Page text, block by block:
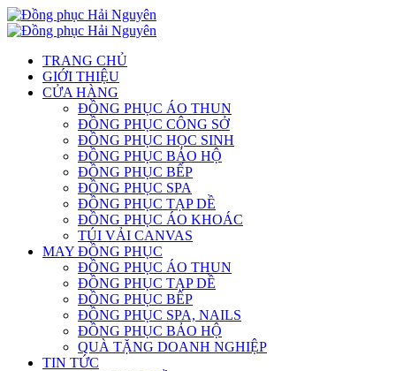
TRANG CHỦ
GIỚI THIỆU
CỬA HÀNG
ĐỒNG PHỤC ÁO THUN
ĐỒNG PHỤC CÔNG SỞ
ĐỒNG PHỤC HỌC SINH
ĐỒNG PHỤC BẢO HỘ
ĐỒNG PHỤC BẾP
ĐỒNG PHỤC SPA
ĐỒNG PHỤC TẠP DỀ
ĐỒNG PHỤC ÁO KHOÁC
TÚI VẢI CANVAS
MAY ĐỒNG PHỤC
ĐỒNG PHỤC ÁO THUN
ĐỒNG PHỤC TẠP DỀ
ĐỒNG PHỤC BẾP
ĐỒNG PHỤC SPA, NAILS
ĐỒNG PHỤC BẢO HỘ
QUÀ TẶNG DOANH NGHIỆP
TIN TỨC